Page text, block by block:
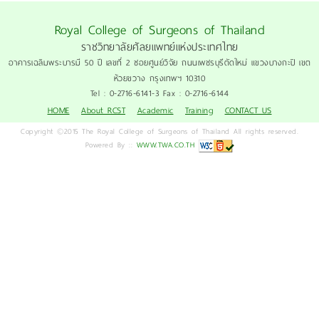
Royal College of Surgeons of Thailand
ราชวิทยาลัยศัลยแพทย์แห่งประเทศไทย
อาคารเฉลิมพระบารมี 50 ปี เลขที่ 2 ซอยศูนย์วิจัย ถนนเพชรบุรีตัดใหม่ แขวงบางกะปิ เขต
ห้วยขวาง กรุงเทพฯ 10310
Tel : 0-2716-6141-3 Fax : 0-2716-6144
HOME
About RCST Academic Training CONTACT US
Copyright ©2015 The Royal College of Surgeons of Thailand All rights reserved.
Powered By :: WWW.TWA.CO.TH